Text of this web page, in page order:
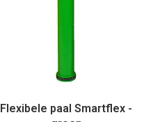
Flexibele paal Smartflex -